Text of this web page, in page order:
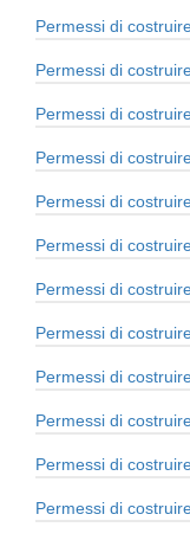
Permessi di
Permessi di
Permessi di
Permessi di
Permessi di
Permessi di
Permessi di
Permessi di
Permessi di
Permessi di
Permessi di
Permessi di